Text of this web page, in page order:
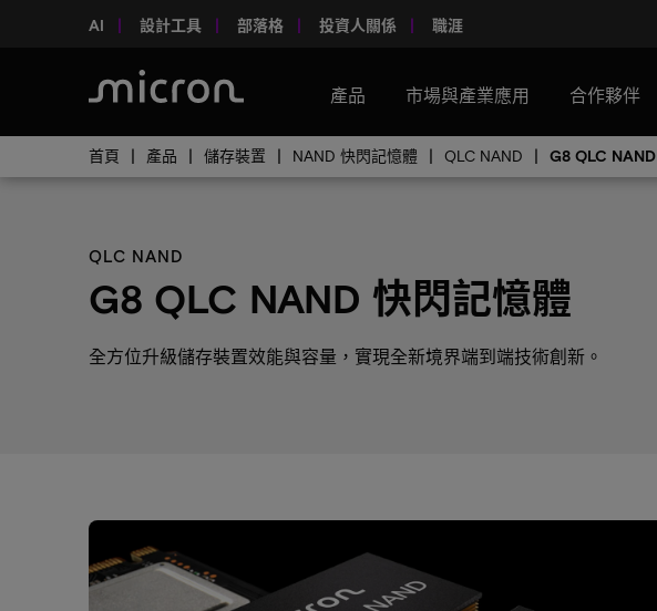
AI 設計工具 部落格 投資人關係 職涯
產品 市場與產業應用 合作夥伴
首頁 產品 儲存裝置 NAND 快閃記憶體 QLC NAND G8 QLC NAND
QLC NAND
G8 QLC NAND 快閃記憶體
全方位升級儲存裝置效能與容量，實現全新境界端到端技術創新。